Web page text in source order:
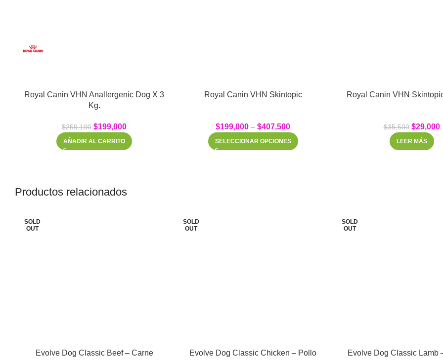
Royal Canin VHN Anallergenic Dog X 3
Kg.
$259,100 $199,000
AÑADIR AL CARRITO
Royal Canin VHN Skintopic
$199,000 – $407,500
SELECCIONAR OPCIONES
Royal Canin VHN
$35,500 $29,000
LEER MÁS
Productos relacionados
SOLD
OUT
Evolve Dog Classic Beef – Carne
SOLD
OUT
Evolve Dog Classic Chicken – Pollo
SOLD
OUT
Evolve Dog Classic Lamb